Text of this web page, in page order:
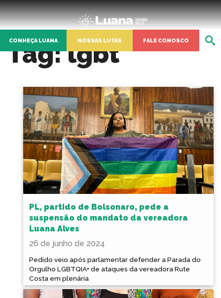
CONHEÇA LUANA NOSSAS LUTAS FALE CONOSCO
Tag:lgbt
PL, partido de Bolsonaro, pede a
suspensão do mandato da vereadora
Luana Alves
26 de junho de 2024
Pedido veio após parlamentar defender a Parada do
Orgulho LGBTQIA+ de ataques da vereadora Rute
Costa em plenária